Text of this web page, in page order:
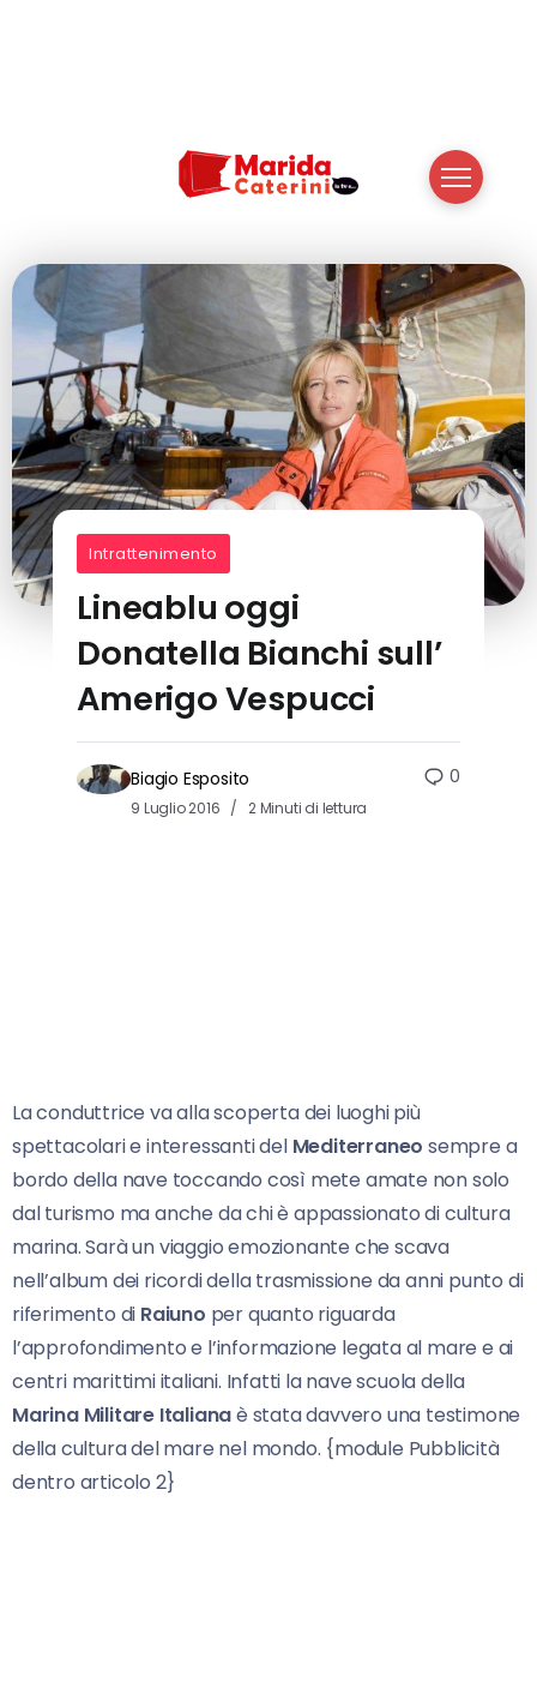
Intrattenimento
Lineablu oggi
Donatella Bianchi sull’
Amerigo Vespucci
Biagio Esposito
9 Luglio 2016 2 Minuti di lettura
0
La conduttrice va alla scoperta dei luoghi più
spettacolari e interessanti del Mediterraneo sempre a
bordo della nave toccando così mete amate non solo
dal turismo ma anche da chi è appassionato di cultura
marina. Sarà un viaggio emozionante che scava
nell’album dei ricordi della trasmissione da anni punto di
riferimento di Raiuno per quanto riguarda
l’approfondimento e l’informazione legata al mare e ai
centri marittimi italiani. Infatti la nave scuola della
Marina Militare Italianaè stata davvero una testimone
della cultura del mare nel mondo. {module Pubblicità
dentro articolo 2}